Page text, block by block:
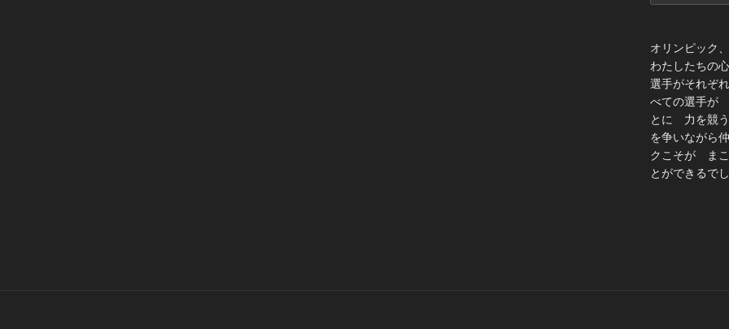
オリンピック
わたしたちの
選手がそれぞ
べての選手が
とに 力を競う
を争いながら
クこそが まこ
とができるで